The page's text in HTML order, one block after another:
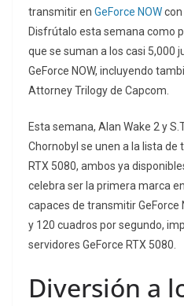
transmitir en GeForce NOW
Disfrútalo esta semana como
que se suman a los casi 5,000
GeForce NOW, incluyendo
Attorney Trilogy de Capcom.
Esta semana, Alan Wake 2 y
Chornobyl se unen a la lista de
RTX 5080, ambos ya
celebra ser la primera marca
capaces de transmitir GeForce
y 120 cuadros por segundo,
servidores GeForce RTX 5080.
Diversión a